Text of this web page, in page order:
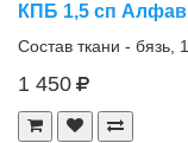
КПБ 1,5 сп
Состав ткани - бязь,
1 450